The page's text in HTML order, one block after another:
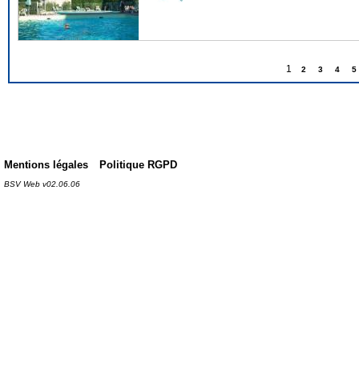
1 2 3 4 5
Mentions légales Politique RGPD
BSV Web v02.06.06